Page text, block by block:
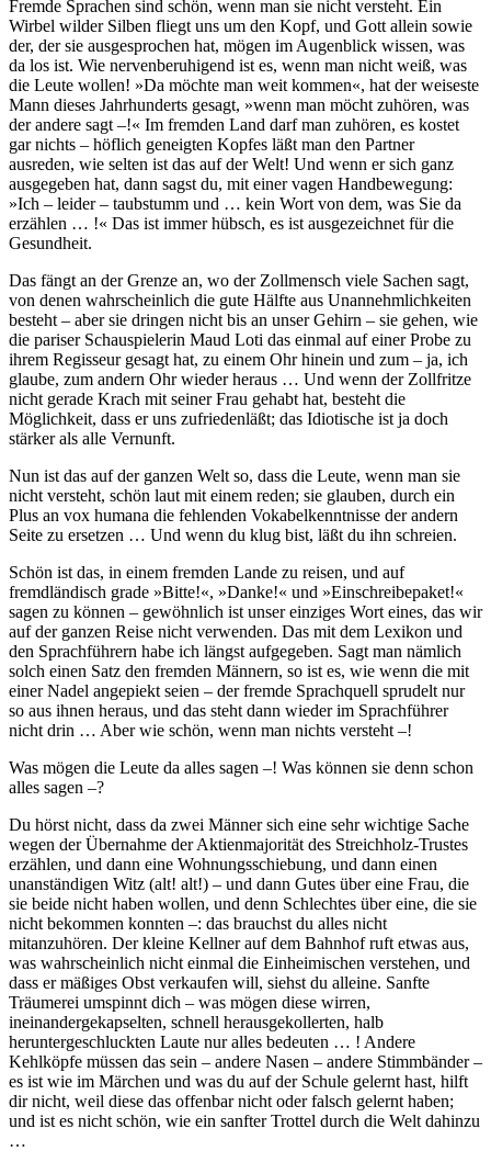
Fremde Sprachen sind schön, wenn man sie nicht versteht. Ein
Wirbel wilder Silben fliegt uns um den Kopf, und Gott allein sowie
der, der sie ausgesprochen hat, mögen im Augenblick wissen, was
da los ist. Wie nervenberuhigend ist es, wenn man nicht weiß, was
die Leute wollen! »Da möchte man weit kommen«, hat der weiseste
Mann dieses Jahrhunderts gesagt, »wenn man möcht zuhören, was
der andere sagt –!« Im fremden Land darf man zuhören, es kostet
gar nichts – höflich geneigten Kopfes läßt man den Partner
ausreden, wie selten ist das auf der Welt! Und wenn er sich ganz
ausgegeben hat, dann sagst du, mit einer vagen Handbewegung:
»Ich – leider – taubstumm und … kein Wort von dem, was Sie da
erzählen … !« Das ist immer hübsch, es ist ausgezeichnet für die
Gesundheit.
Das fängt an der Grenze an, wo der Zollmensch viele Sachen sagt,
von denen wahrscheinlich die gute Hälfte aus Unannehmlichkeiten
besteht – aber sie dringen nicht bis an unser Gehirn – sie gehen, wie
die pariser Schauspielerin Maud Loti das einmal auf einer Probe zu
ihrem Regisseur gesagt hat, zu einem Ohr hinein und zum – ja, ich
glaube, zum andern Ohr wieder heraus … Und wenn der Zollfritze
nicht gerade Krach mit seiner Frau gehabt hat, besteht die
Möglichkeit, dass er uns zufriedenläßt; das Idiotische ist ja doch
stärker als alle Vernunft.
Nun ist das auf der ganzen Welt so, dass die Leute, wenn man sie
nicht versteht, schön laut mit einem reden; sie glauben, durch ein
Plus an vox humana die fehlenden Vokabelkenntnisse der andern
Seite zu ersetzen … Und wenn du klug bist, läßt du ihn schreien.
Schön ist das, in einem fremden Lande zu reisen, und auf
fremdländisch grade »Bitte!«, »Danke!« und »Einschreibepaket!«
sagen zu können – gewöhnlich ist unser einziges Wort eines, das wir
auf der ganzen Reise nicht verwenden. Das mit dem Lexikon und
den Sprachführern habe ich längst aufgegeben. Sagt man nämlich
solch einen Satz den fremden Männern, so ist es, wie wenn die mit
einer Nadel angepiekt seien – der fremde Sprachquell sprudelt nur
so aus ihnen heraus, und das steht dann wieder im Sprachführer
nicht drin … Aber wie schön, wenn man nichts versteht –!
Was mögen die Leute da alles sagen –! Was können sie denn schon
alles sagen –?
Du hörst nicht, dass da zwei Männer sich eine sehr wichtige Sache
wegen der Übernahme der Aktienmajorität des Streichholz-Trustes
erzählen, und dann eine Wohnungsschiebung, und dann einen
unanständigen Witz (alt! alt!) – und dann Gutes über eine Frau, die
sie beide nicht haben wollen, und denn Schlechtes über eine, die sie
nicht bekommen konnten –: das brauchst du alles nicht
mitanzuhören. Der kleine Kellner auf dem Bahnhof ruft etwas aus,
was wahrscheinlich nicht einmal die Einheimischen verstehen, und
dass er mäßiges Obst verkaufen will, siehst du alleine. Sanfte
Träumerei umspinnt dich – was mögen diese wirren,
ineinandergekapselten, schnell herausgekollerten, halb
heruntergeschluckten Laute nur alles bedeuten … ! Andere
Kehlköpfe müssen das sein – andere Nasen – andere Stimmbänder –
es ist wie im Märchen und was du auf der Schule gelernt hast, hilft
dir nicht, weil diese das offenbar nicht oder falsch gelernt haben;
und ist es nicht schön, wie ein sanfter Trottel durch die Welt dahinzu
…